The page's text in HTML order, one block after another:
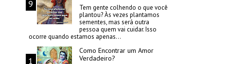
Tem gente colhendo o que você
plantou? Às vezes plantamos
sementes, mas será outra
pessoa quem vai cuidar. Isso
ocorre quando estamos apenas...
Como Encontrar um Amor
Verdadeiro?